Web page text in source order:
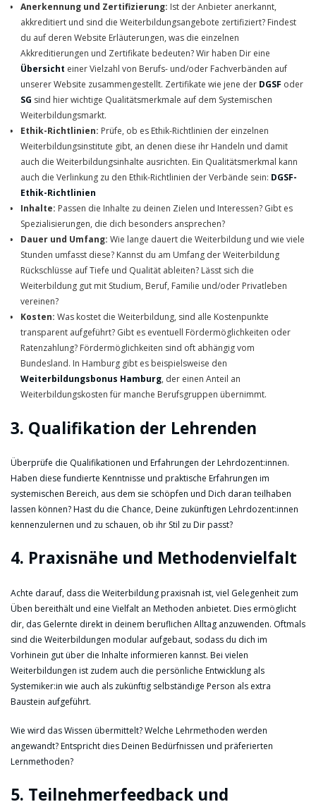
Anerkennung und Zertifizierung: Ist der Anbieter anerkannt,
akkreditiert und sind die Weiterbildungsangebote zertifiziert? Findest
du auf deren Website Erläuterungen, was die einzelnen
Akkreditierungen und Zertifikate bedeuten? Wir haben Dir eine
Übersicht einer Vielzahl von Berufs- und/oder Fachverbänden auf
unserer Website zusammengestellt. Zertifikate wie jene der DGSF oder
SG sind hier wichtige Qualitätsmerkmale auf dem Systemischen
Weiterbildungsmarkt.
Ethik-Richtlinien: Prüfe, ob es Ethik-Richtlinien der einzelnen
Weiterbildungsinstitute gibt, an denen diese ihr Handeln und damit
auch die Weiterbildungsinhalte ausrichten. Ein Qualitätsmerkmal kann
auch die Verlinkung zu den Ethik-Richtlinien der Verbände sein: DGSF-
Ethik-Richtlinien
Inhalte: Passen die Inhalte zu deinen Zielen und Interessen? Gibt es
Spezialisierungen, die dich besonders ansprechen?
Dauer und Umfang: Wie lange dauert die Weiterbildung und wie viele
Stunden umfasst diese? Kannst du am Umfang der Weiterbildung
Rückschlüsse auf Tiefe und Qualität ableiten? Lässt sich die
Weiterbildung gut mit Studium, Beruf, Familie und/oder Privatleben
vereinen?
Kosten: Was kostet die Weiterbildung, sind alle Kostenpunkte
transparent aufgeführt? Gibt es eventuell Fördermöglichkeiten oder
Ratenzahlung? Fördermöglichkeiten sind oft abhängig vom
Bundesland. In Hamburg gibt es beispielsweise den
Weiterbildungsbonus Hamburg, der einen Anteil an
Weiterbildungskosten für manche Berufsgruppen übernimmt.
3. Qualifikation der Lehrenden
Überprüfe die Qualifikationen und Erfahrungen der Lehrdozent:innen.
Haben diese fundierte Kenntnisse und praktische Erfahrungen im
systemischen Bereich, aus dem sie schöpfen und Dich daran teilhaben
lassen können? Hast du die Chance, Deine zukünftigen Lehrdozent:innen
kennenzulernen und zu schauen, ob ihr Stil zu Dir passt?
4. Praxisnähe und Methodenvielfalt
Achte darauf, dass die Weiterbildung praxisnah ist, viel Gelegenheit zum
Üben bereithält und eine Vielfalt an Methoden anbietet. Dies ermöglicht
dir, das Gelernte direkt in deinem beruflichen Alltag anzuwenden. Oftmals
sind die Weiterbildungen modular aufgebaut, sodass du dich im
Vorhinein gut über die Inhalte informieren kannst. Bei vielen
Weiterbildungen ist zudem auch die persönliche Entwicklung als
Systemiker:in wie auch als zukünftig selbständige Person als extra
Baustein aufgeführt.
Wie wird das Wissen übermittelt? Welche Lehrmethoden werden
angewandt? Entspricht dies Deinen Bedürfnissen und präferierten
Lernmethoden?
5. Teilnehmerfeedback und